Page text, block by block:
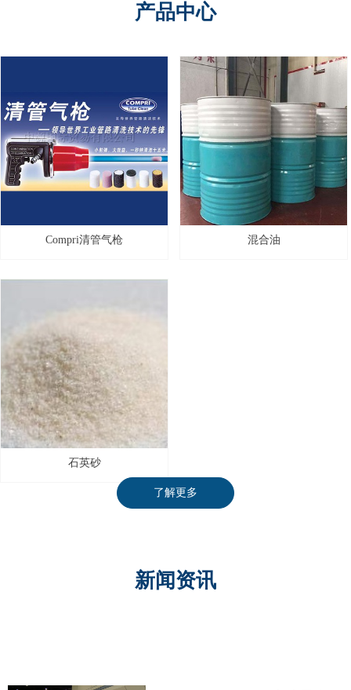
产品中心
Compri清管气枪 混合油
石英砂
了解更多
新闻资讯